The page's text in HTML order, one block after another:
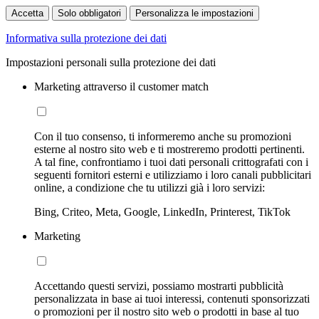
Accetta Solo obbligatori Personalizza le impostazioni
Informativa sulla protezione dei dati
Impostazioni personali sulla protezione dei dati
Marketing attraverso il customer match
Con il tuo consenso, ti informeremo anche su promozioni
esterne al nostro sito web e ti mostreremo prodotti pertinenti.
A tal fine, confrontiamo i tuoi dati personali crittografati con i
seguenti fornitori esterni e utilizziamo i loro canali pubblicitari
online, a condizione che tu utilizzi già i loro servizi:
Bing, Criteo, Meta, Google, LinkedIn, Printerest, TikTok
Marketing
Accettando questi servizi, possiamo mostrarti pubblicità
personalizzata in base ai tuoi interessi, contenuti sponsorizzati
o promozioni per il nostro sito web o prodotti in base al tuo